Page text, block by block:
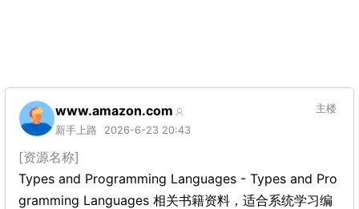
www.amazon.com
新手上路 2026-6-23 20:43
主楼
[资源名称]
Types and Programming Languages - Types and Pro
gramming Languages 相关书籍资料，适合系统学习编